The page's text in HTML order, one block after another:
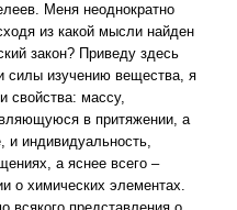
Меня неоднократно
из какой мысли найден
закон? Приведу здесь
силы изучению вещества, я
свойства: массу,
в притяжении, а
и индивидуальность,
а яснее всего –
о химических элементах.